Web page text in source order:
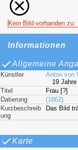
Kein Bild vorhanden zu:
Informationen
Allgemeine
Künstler Anton von
19
Titel
Frau [?]
Datierung
(1862)
Kurzbeschreib
ung
Das Bild
Karte